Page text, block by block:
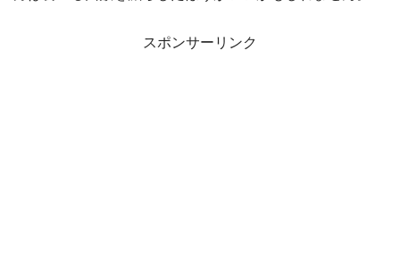
スポンサーリンク